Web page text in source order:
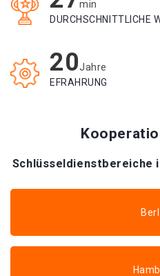
min
DURCHSCHNITTLICHE
20Jahre
EFRAHRUNG
Schlüsseldienstbereiche